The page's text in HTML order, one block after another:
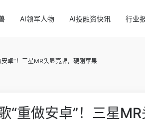
AI领军人物 AI投融资快讯 行业
卓”！三星MR头显亮牌，硬刚苹果
“重做安卓”！三星